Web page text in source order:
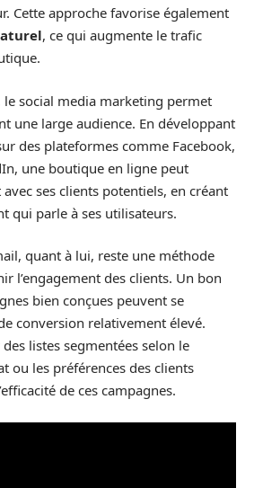
Cette approche favorise également
, ce qui augmente le trafic
social media marketing permet
une large audience. En développant
des plateformes comme Facebook,
une boutique en ligne peut
ses clients potentiels, en créant
qui parle à ses utilisateurs.
quant à lui, reste une méthode
l’engagement des clients. Un bon
bien conçues peuvent se
conversion relativement élevé.
des listes segmentées selon le
ou les préférences des clients
de ces campagnes.